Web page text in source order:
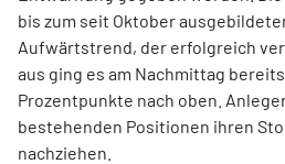
bis zum seit Oktober
Aufwärtstrend, der erfolgreich
aus ging es am Nachmittag
Prozentpunkte nach oben.
bestehenden Positionen ihren
nachziehen.